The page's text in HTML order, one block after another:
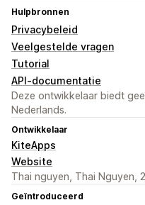
Hulpbronnen
Privacybeleid
Veelgestelde vragen
Tutorial
API-documentatie
Deze ontwikkelaar biedt
Nederlands.
Ontwikkelaar
KiteApps
Website
Thai nguyen, Thai Nguyen,
Geïntroduceerd